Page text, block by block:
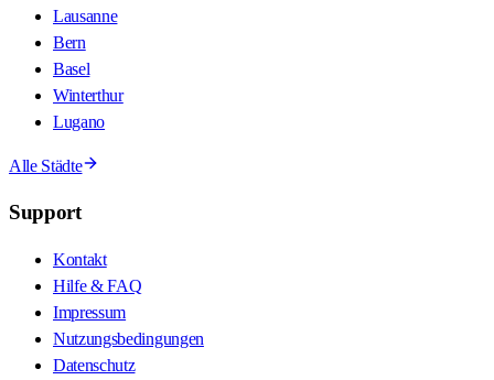
Lausanne
Bern
Basel
Winterthur
Lugano
Alle Städte
Support
Kontakt
Hilfe & FAQ
Impressum
Nutzungsbedingungen
Datenschutz